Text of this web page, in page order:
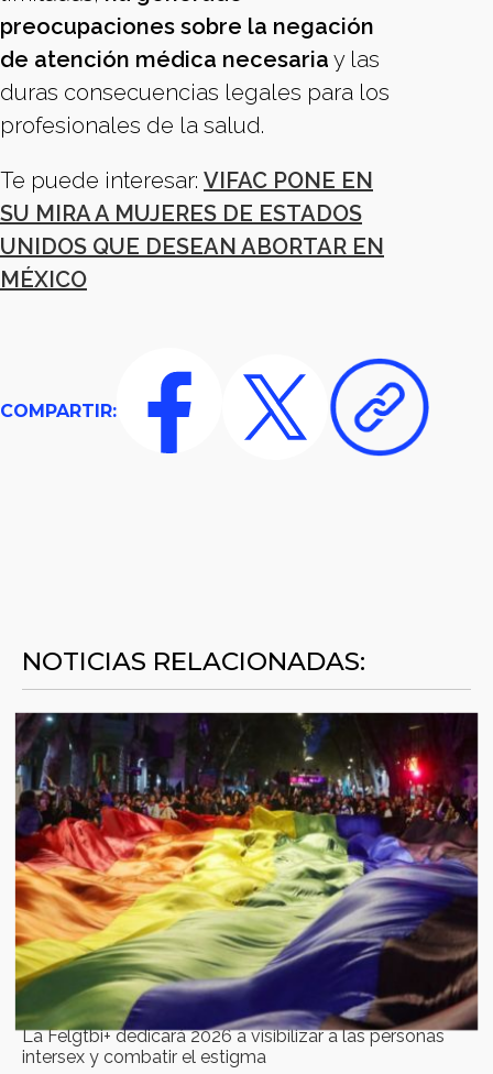
preocupaciones sobre la negación
de atención médica necesaria y las
duras consecuencias legales para los
profesionales de la salud.
Te puede interesar: VIFAC PONE EN
SU MIRA A MUJERES DE ESTADOS
UNIDOS QUE DESEAN ABORTAR EN
MÉXICO
COMPARTIR:
NOTICIAS RELACIONADAS:
La Felgtbi+ dedicará 2026 a visibilizar a las personas
intersex y combatir el estigma